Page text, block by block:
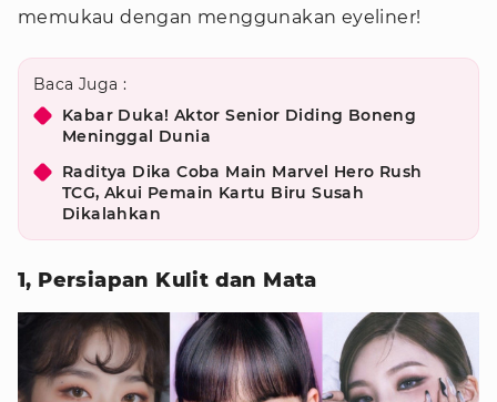
memukau dengan menggunakan eyeliner!
Baca Juga :
Kabar Duka! Aktor Senior Diding Boneng
Meninggal Dunia
Raditya Dika Coba Main Marvel Hero Rush
TCG, Akui Pemain Kartu Biru Susah
Dikalahkan
1, Persiapan Kulit dan Mata